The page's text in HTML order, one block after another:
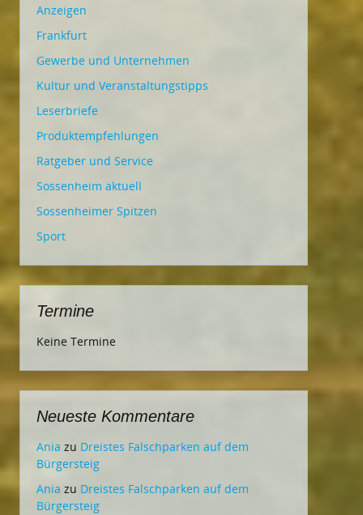
Anzeigen
Frankfurt
Gewerbe und Unternehmen
Kultur und Veranstaltungstipps
Leserbriefe
Produktempfehlungen
Ratgeber und Service
Sossenheim aktuell
Sossenheimer Spitzen
Sport
Termine
Keine Termine
Neueste Kommentare
Ania zu Dreistes Falschparken auf dem
Bürgersteig
Ania zu Dreistes Falschparken auf dem
Bürgersteig